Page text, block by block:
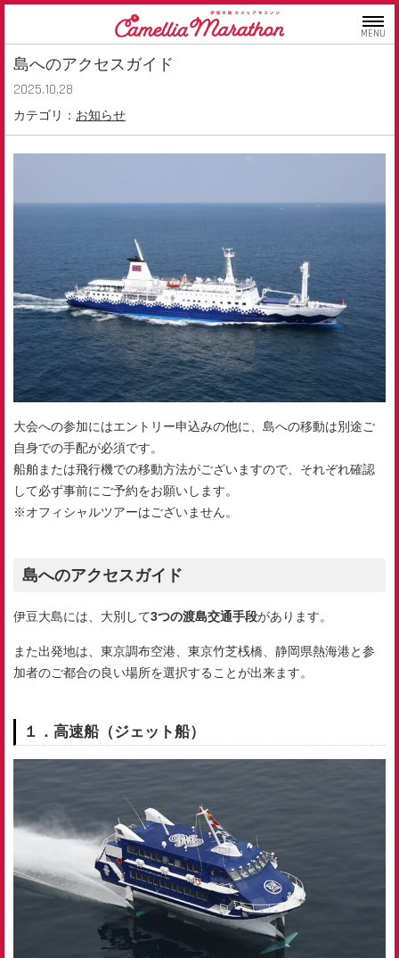
MENU
島へのアクセスガイド
2025.10.28
カテゴリ： お知らせ
大会への参加にはエントリー申込みの他に、島への移動は別途ご
自身での手配が必須です。
船舶または飛行機での移動方法がございますので、それぞれ確認
して必ず事前にご予約をお願いします。
※オフィシャルツアーはございません。
島へのアクセスガイド
伊豆大島には、大別して3つの渡島交通手段があります。
また出発地は、東京調布空港、東京竹芝桟橋、静岡県熱海港と参
加者のご都合の良い場所を選択することが出来ます。
１．高速船（ジェット船）